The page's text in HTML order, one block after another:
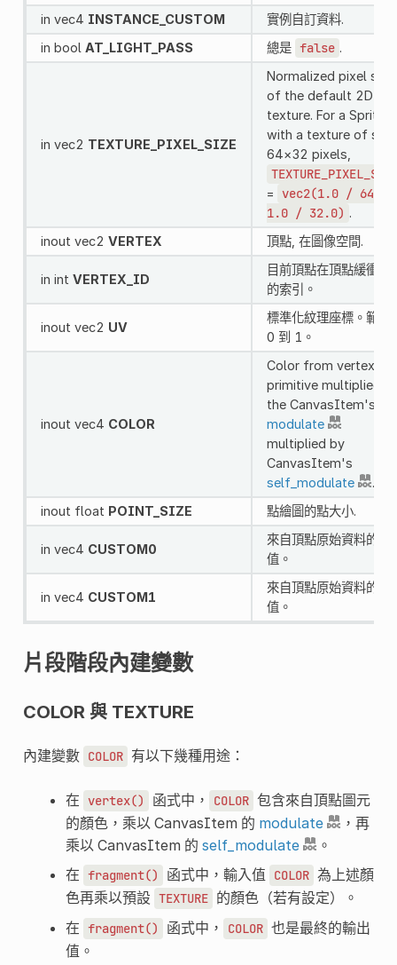
in vec4 INSTANCE_CUSTOM
實例自訂資料.
in bool AT_LIGHT_PASS 總是 false .
in vec2 TEXTURE_PIXEL_SIZE
Normalized pixel size
of the default 2D
texture. For a
with a texture of size
64×32 pixels,
= vec2(1.0 / 64.0,
1.0 / 32.0) .
inout vec2 VERTEX 頂點, 在圖像空間.
in int VERTEX_ID
目前頂點在頂點緩衝區
的索引。
inout vec2 UV
標準化紋理座標。範圍
0 到 1。
inout vec4 COLOR
Color from vertex
primitive multiplied
the CanvasItem's
modulate
multiplied by
CanvasItem's
self_modulate
.
inout float POINT_SIZE 點繪圖的點大小.
in vec4 CUSTOM0
來自頂點原始資料的自
值。
in vec4 CUSTOM1
來自頂點原始資料的自
值。
片段階段內建變數
COLOR 與 TEXTURE
內建變數 COLOR 有以下幾種用途：
在 vertex() 函式中， COLOR 包含來自頂點圖元
的顏色，乘以 CanvasItem 的 modulate
，再
乘以 CanvasItem 的 self_modulate
。
在 fragment() 函式中，輸入值 COLOR 為上述顏
色再乘以預設 TEXTURE 的顏色（若有設定）。
在 fragment() 函式中， COLOR 也是最終的輸出
值。